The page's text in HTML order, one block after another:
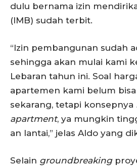
dulu bernama izin
(IMB) sudah terbit.
“Izin pembangunan sudah
sehingga akan mulai kami
Lebaran tahun ini. Soal
apartemen kami belum
sekarang, tetapi konsepnya
apartment, ya mungkin
an lantai,” jelas Aldo yang
Selain groundbreaking